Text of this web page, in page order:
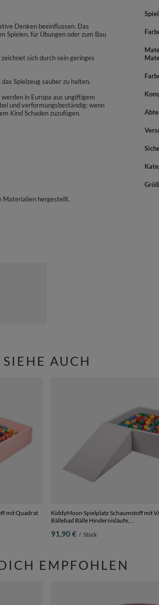
Denken beeinflussen. Das
Spielen, für Übungen oder zum Bau
sich durch sein geringes
Spielzeug sauber zu halten.
in Europa aus ungiftigem
und verformungsbeständig: wenn
Kind Schaden zuzufügen.
Materialien hergestellt.
SIEHE AUCH
mit Quadrat
KiddyMoon Spielplatz Schaumstoff mit
Bällebad Bälle Hindernisläufe,
Bälle) + Zwickel
91,90 € / Stück
EMPFOHLEN